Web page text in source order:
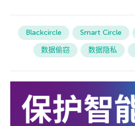
Blackcircle Smart Circle
数据偷窃
数据隐私